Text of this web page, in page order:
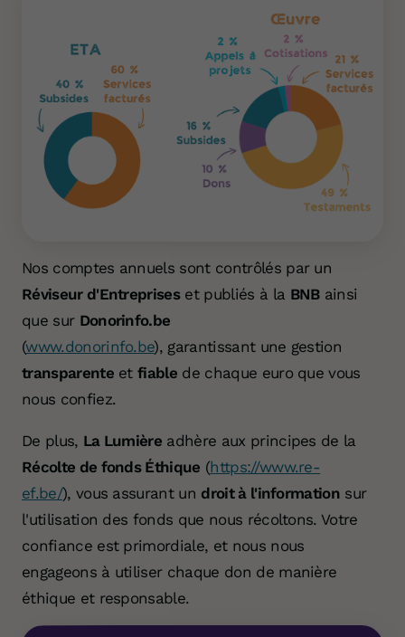
Nos comptes annuels sont contrôlés par un
Réviseur d'Entrepriseset publiés à la BNBainsi
que sur Donorinfo.be
(www.donorinfo.be), garantissant une gestion
transparenteetfiable de chaque euro que vous
nous confiez.
De plus, La Lumière adhère aux principes de la
Récolte de fonds Éthique (https://www.re-
ef.be/), vous assurant un droit à l'information sur
l'utilisation des fonds que nous récoltons. Votre
confiance est primordiale, et nous nous
engageons à utiliser chaque don de manière
éthique et responsable.